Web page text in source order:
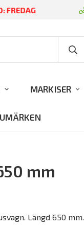
FREDAG
MARKISER
mm
Längd 650 mm.